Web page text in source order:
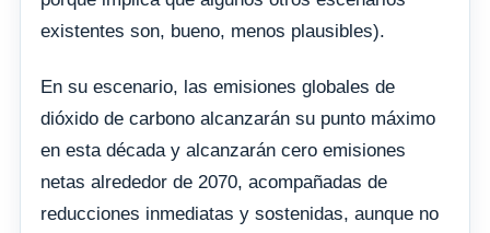
existentes son, bueno, menos plausibles).
En su escenario, las emisiones globales de
dióxido de carbono alcanzarán su punto máximo
en esta década y alcanzarán cero emisiones
netas alrededor de 2070, acompañadas de
reducciones inmediatas y sostenidas, aunque no